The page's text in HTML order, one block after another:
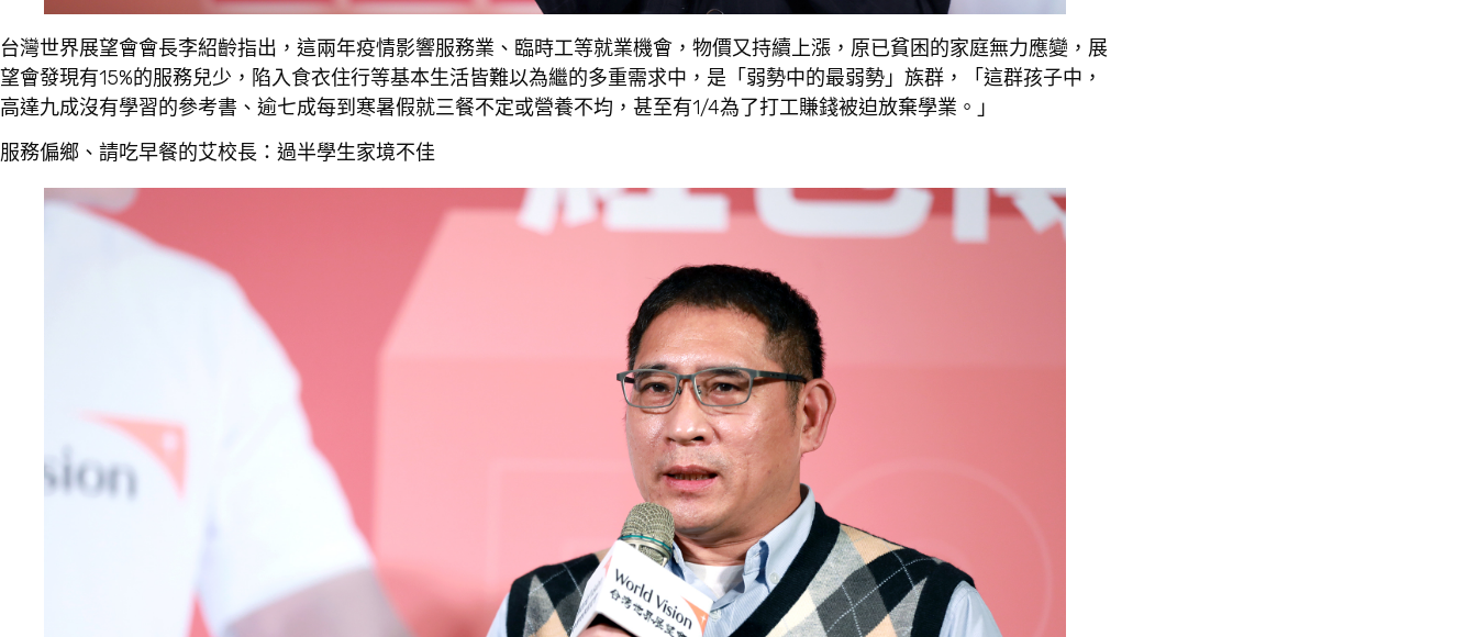
台灣世界展望會會長李紹齡指出，這兩年疫情影響服務業、臨時工等就業機會，物價又持續上漲，原已貧困的家庭無力應變，展
望會發現有15%的服務兒少，陷入食衣住行等基本生活皆難以為繼的多重需求中，是「弱勢中的最弱勢」族群，「這群孩子中，
高達九成沒有學習的參考書、逾七成每到寒暑假就三餐不定或營養不均，甚至有1/4為了打工賺錢被迫放棄學業。」
服務偏鄉、請吃早餐的艾校長：過半學生家境不佳